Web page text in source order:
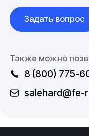
Задать вопрос
Также можно
8 (800) 775-
salehard@fe-